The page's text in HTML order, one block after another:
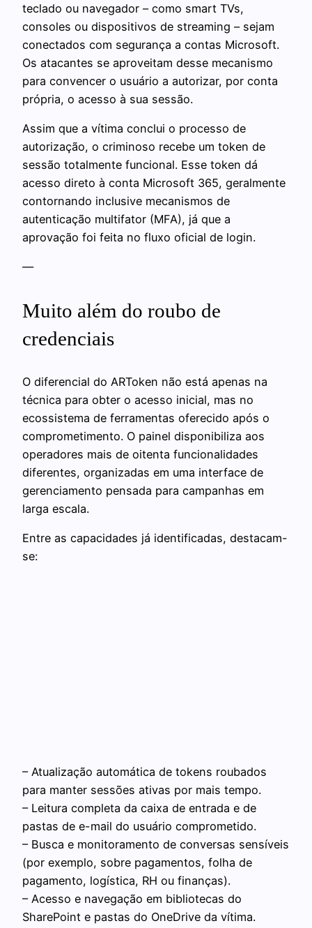
teclado ou navegador – como smart TVs,
consoles ou dispositivos de streaming – sejam
conectados com segurança a contas Microsoft.
Os atacantes se aproveitam desse mecanismo
para convencer o usuário a autorizar, por conta
própria, o acesso à sua sessão.
Assim que a vítima conclui o processo de
autorização, o criminoso recebe um token de
sessão totalmente funcional. Esse token dá
acesso direto à conta Microsoft 365, geralmente
contornando inclusive mecanismos de
autenticação multifator (MFA), já que a
aprovação foi feita no fluxo oficial de login.
—
Muito além do roubo de
credenciais
O diferencial do ARToken não está apenas na
técnica para obter o acesso inicial, mas no
ecossistema de ferramentas oferecido após o
comprometimento. O painel disponibiliza aos
operadores mais de oitenta funcionalidades
diferentes, organizadas em uma interface de
gerenciamento pensada para campanhas em
larga escala.
Entre as capacidades já identificadas, destacam-
se:
– Atualização automática de tokens roubados
para manter sessões ativas por mais tempo.
– Leitura completa da caixa de entrada e de
pastas de e-mail do usuário comprometido.
– Busca e monitoramento de conversas sensíveis
(por exemplo, sobre pagamentos, folha de
pagamento, logística, RH ou finanças).
– Acesso e navegação em bibliotecas do
SharePoint e pastas do OneDrive da vítima.